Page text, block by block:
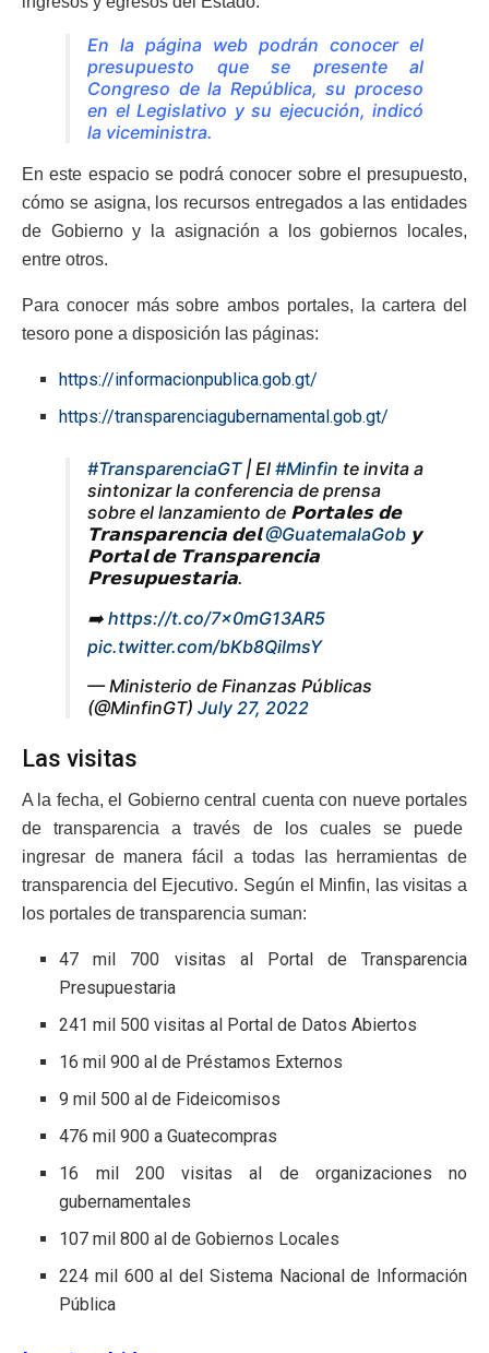
En la página web podrán conocer el
presupuesto que se presente al
Congreso de la República, su proceso
en el Legislativo y su ejecución, indicó
la viceministra.
En este espacio se podrá conocer sobre el presupuesto,
cómo se asigna, los recursos entregados a las entidades
de Gobierno y la asignación a los gobiernos locales,
entre otros.
Para conocer más sobre ambos portales, la cartera del
tesoro pone a disposición las páginas:
https://informacionpublica.gob.gt/
https://transparenciagubernamental.gob.gt/
#TransparenciaGT| El #Minfin te invita a
sintonizar la conferencia de prensa
sobre el lanzamiento de 𝗣𝗼𝗿𝘁𝗮𝗹𝗲𝘀 𝗱𝗲
𝗧𝗿𝗮𝗻𝘀𝗽𝗮𝗿𝗲𝗻𝗰𝗶𝗮 𝗱𝗲𝗹@GuatemalaGob 𝘆
𝗣𝗼𝗿𝘁𝗮𝗹 𝗱𝗲 𝗧𝗿𝗮𝗻𝘀𝗽𝗮𝗿𝗲𝗻𝗰𝗶𝗮
𝗣𝗿𝗲𝘀𝘂𝗽𝘂𝗲𝘀𝘁𝗮𝗿𝗶𝗮.
➡️ https://t.co/7x0mG13AR5
pic.twitter.com/bKb8QilmsY
— Ministerio de Finanzas Públicas
(@MinfinGT) July 27, 2022
Las visitas
A la fecha, el Gobierno central cuenta con nueve portales
de transparencia a través de los cuales se puede
ingresar de manera fácil a todas las herramientas de
transparencia del Ejecutivo. Según el Minfin, las visitas a
los portales de transparencia suman:
47 mil 700 visitas al Portal de Transparencia
Presupuestaria
241 mil 500 visitas al Portal de Datos Abiertos
16 mil 900 al de Préstamos Externos
9 mil 500 al de Fideicomisos
476 mil 900 a Guatecompras
16 mil 200 visitas al de organizaciones no
gubernamentales
107 mil 800 al de Gobiernos Locales
224 mil 600 al del Sistema Nacional de Información
Pública